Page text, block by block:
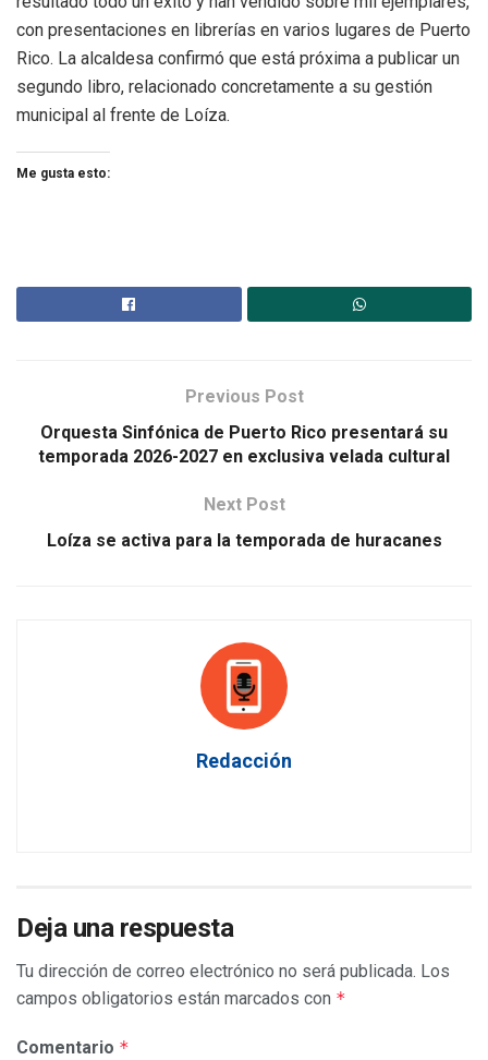
con presentaciones en librerías en varios lugares de Puerto
Rico. La alcaldesa confirmó que está próxima a publicar un
segundo libro, relacionado concretamente a su gestión
municipal al frente de Loíza.
Me gusta esto:
Previous Post
Orquesta Sinfónica de Puerto Rico presentará su
temporada 2026-2027 en exclusiva velada cultural
Next Post
Loíza se activa para la temporada de huracanes
Redacción
Deja una respuesta
Tu dirección de correo electrónico no será publicada. Los
campos obligatorios están marcados con *
Comentario *